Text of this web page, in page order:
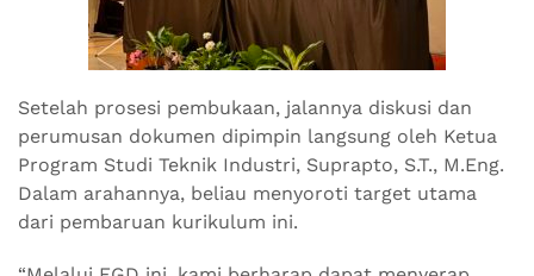
Setelah prosesi pembukaan, jalannya diskusi dan
perumusan dokumen dipimpin langsung oleh Ketua
Program Studi Teknik Industri, Suprapto, S.T., M.Eng.
Dalam arahannya, beliau menyoroti target utama
dari pembaruan kurikulum ini.